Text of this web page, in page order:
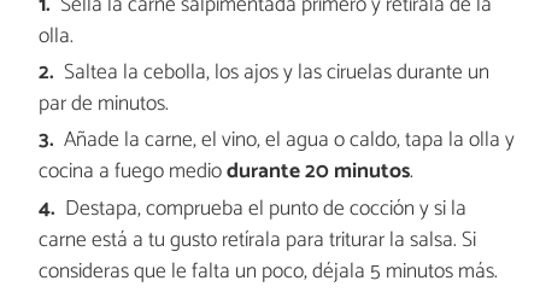
olla.
Saltea la cebolla, los ajos y las ciruelas durante un
par de minutos.
Añade la carne, el vino, el agua o caldo, tapa la olla y
cocina a fuego mediodurante 20 minutos.
Destapa, comprueba el punto de cocción y si la
carne está a tu gusto retírala para triturar la salsa. Si
consideras que le falta un poco, déjala 5 minutos más.